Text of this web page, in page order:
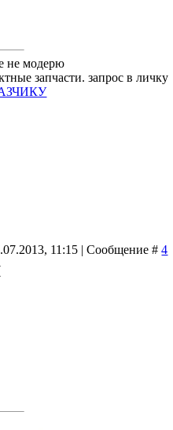
не модерю
запчасти. запрос в личку
11:15 | Сообщение #4